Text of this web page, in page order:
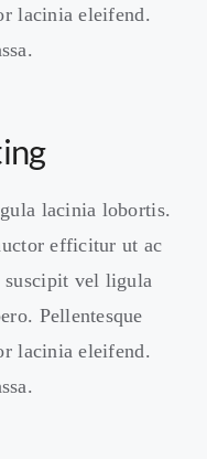
lacinia eleifend.
lacinia lobortis.
efficitur ut ac
suscipit vel ligula
Pellentesque
lacinia eleifend.